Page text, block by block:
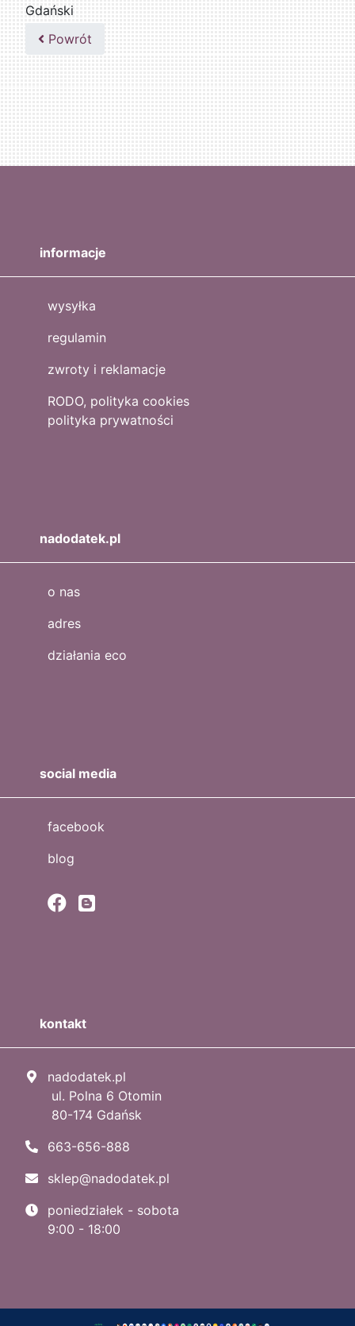
Gdański
Powrót
informacje
wysyłka
regulamin
zwroty i reklamacje
RODO, polityka cookies
polityka prywatności
nadodatek.pl
o nas
adres
działania eco
social media
facebook
blog
kontakt
nadodatek.pl
ul. Polna 6 Otomin
80-174 Gdańsk
663-656-888
sklep@nadodatek.pl
poniedziałek - sobota
9:00 - 18:00